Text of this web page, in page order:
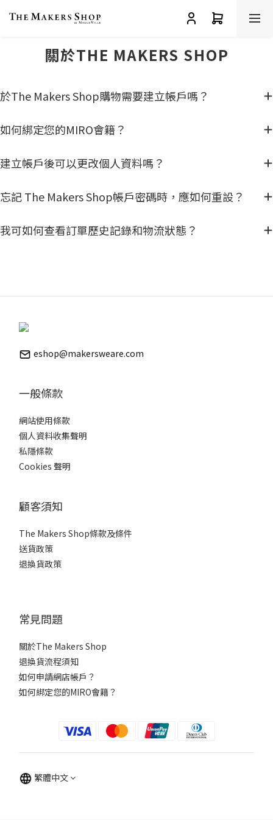
關於THE MAKERS SHOP
於The Makers Shop購物需要建立帳戶嗎？
如何綁定您的MIRO會籍？
建立帳戶後可以更改個人資料嗎？
忘記 The Makers Shop帳戶密碼時，應如何重設？
我可如何查看訂單歷史記錄和物流狀態？
eshop@makersweare.com
一般條款
網站使用條款
個人資料收集聲明
私隱條款
Cookies 聲明
顧客須知
The Makers Shop條款及條件
送貨政策
退換貨政策
常見問題
關於The Makers Shop
退換貨流程須知
如何申請網店帳戶？
如何綁定您的MIRO會籍？
繁體中文